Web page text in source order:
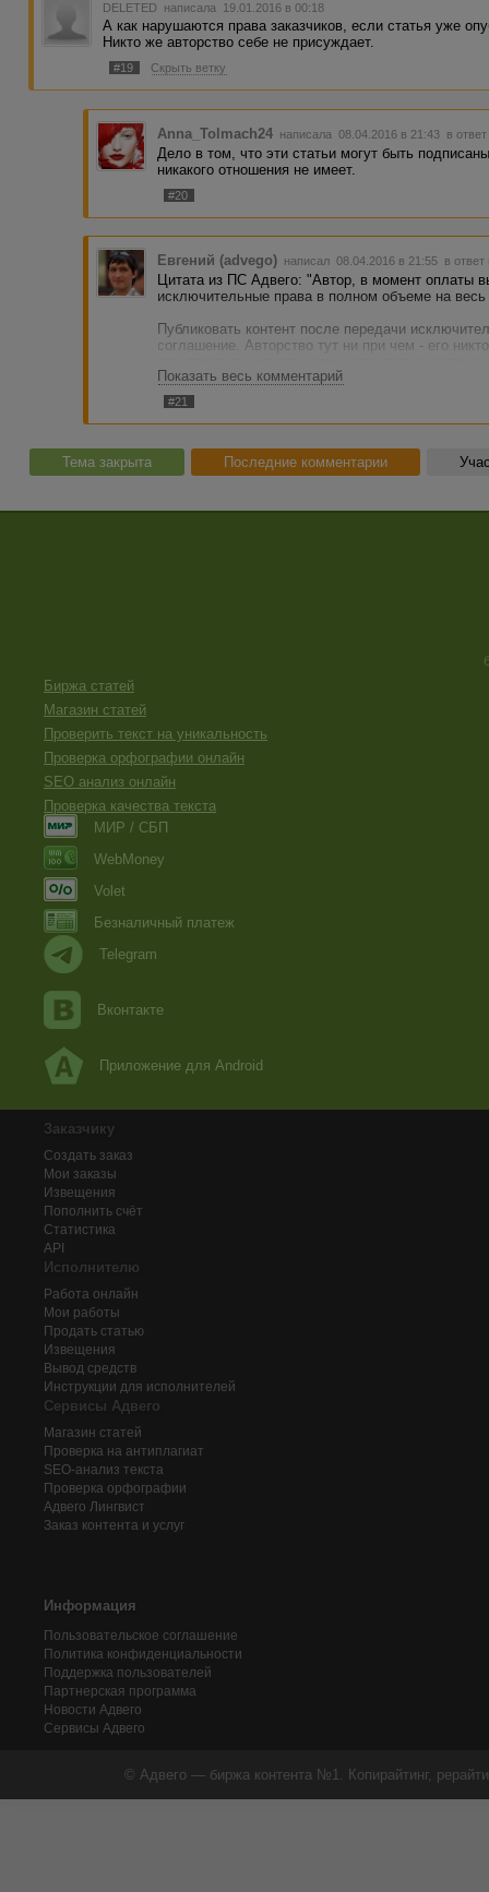
DELETED написала 19.01.2016 в 00:18
А как нарушаются права заказчиков, если статья уже
Никто же авторство себе не присуждает.
#19 Скрыть ветку
Anna_Tolmach24 написала 08.04.2016 в 21:43 в
Дело в том, что эти статьи могут быть
никакого отношения не имеет.
#20
Евгений (advego) написал 08.04.2016 в 21:55 в ответ
Цитата из ПС Адвего: "Автор, в момент оплаты
исключительные права в полном объеме на
Публиковать контент после передачи
соглашение. Авторство тут ни при чем - его
заказчиком.
Показать весь комментарий
#21
Тема закрыта Последние комментарии
Биржа статей
Магазин статей
Проверить текст на уникальность
Проверка орфографии онлайн
SEO анализ онлайн
Проверка качества текста
МИР / СБП
WebMoney
Volet
Безналичный платеж
Telegram
Вконтакте
Приложение для Android
Заказчику
Создать заказ
Мои заказы
Извещения
Пополнить счёт
Статистика
API
Исполнителю
Работа онлайн
Мои работы
Продать статью
Извещения
Вывод средств
Инструкции для исполнителей
Сервисы Адвего
Магазин статей
Проверка на антиплагиат
SEO-анализ текста
Проверка орфографии
Адвего Лингвист
Заказ контента и услуг
Информация
Пользовательское соглашение
Политика конфиденциальности
Поддержка пользователей
Партнерская программа
Новости Адвего
Сервисы Адвего
© Адвего — биржа контента №1. Копирайтинг,